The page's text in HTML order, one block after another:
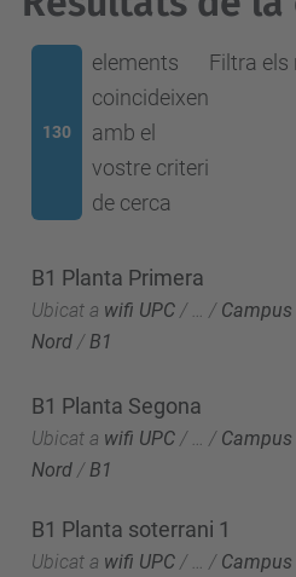
130
elements
coincideixen
amb el
vostre criteri
de cerca
Filtra els
B1 Planta Primera
Ubicat a wifi UPC / / Campus
Nord / B1
B1 Planta Segona
Ubicat a wifi UPC / … / Campus
Nord /B1
B1 Planta soterrani 1
Ubicat a wifi UPC / / Campus